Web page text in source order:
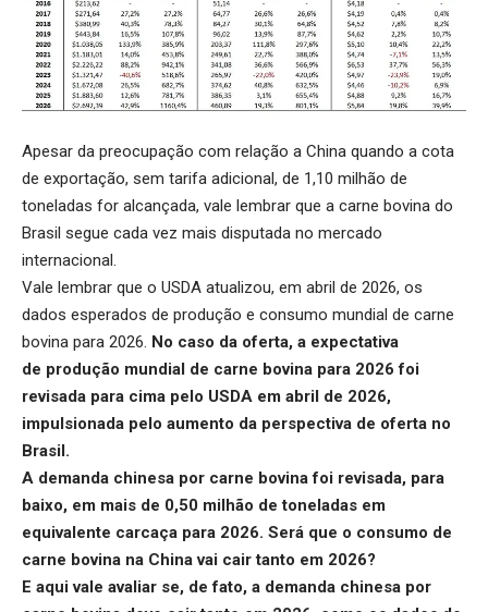
Apesar da preocupação com relação a China quando a cota
de exportação, sem tarifa adicional, de 1,10 milhão de
toneladas for alcançada, vale lembrar que a carne bovina do
Brasil segue cada vez mais disputada no mercado
internacional.
Vale lembrar que o USDA atualizou, em abril de 2026, os
dados esperados de produção e consumo mundial de carne
bovina para 2026. No caso da oferta, a expectativa
de produção mundial de carne bovina para 2026 foi
revisada para cima pelo USDA em abril de 2026,
impulsionada pelo aumento da perspectiva de oferta no
Brasil.
A demanda chinesa por carne bovina foi revisada, para
baixo, em mais de 0,50 milhão de toneladas em
equivalente carcaça para 2026. Será que o consumo de
carne bovina na China vai cair tanto em 2026?
E aqui vale avaliar se, de fato, a demanda chinesa por